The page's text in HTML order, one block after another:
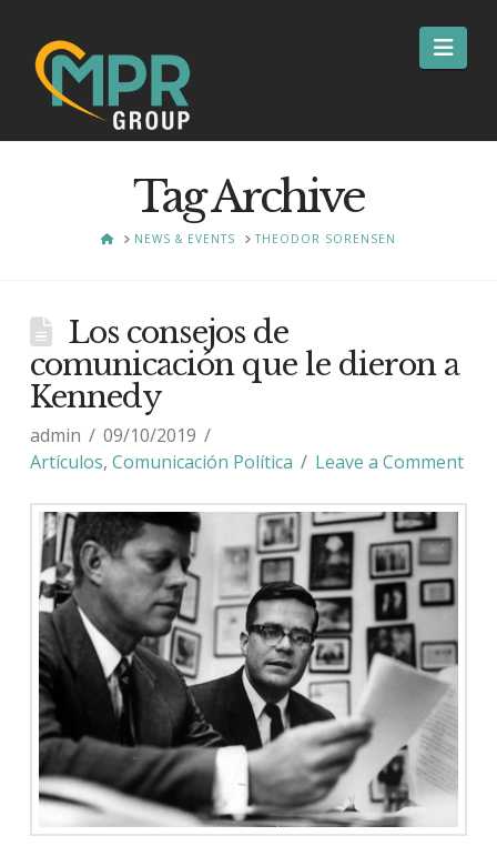
Tag Archive
HOMENEWS & EVENTS THEODOR SORENSEN
Los consejos de
comunicación que le dieron a
Kennedy
admin
09/10/2019
Artículos, Comunicación Política Leave a Comment